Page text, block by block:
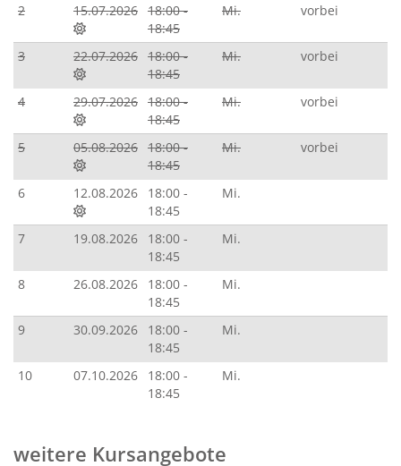
2 15.07.2026 18:00 -
18:45
Mi. vorbei
3 22.07.2026 18:00 -
18:45
Mi. vorbei
4 29.07.2026 18:00 -
18:45
Mi. vorbei
5 05.08.2026 18:00 -
18:45
Mi. vorbei
6 12.08.2026
18:00 -
18:45
Mi.
7 19.08.2026
18:00 -
18:45
Mi.
8 26.08.2026
18:00 -
18:45
Mi.
9 30.09.2026
18:00 -
18:45
Mi.
10 07.10.2026
18:00 -
18:45
Mi.
weitere Kursangebote